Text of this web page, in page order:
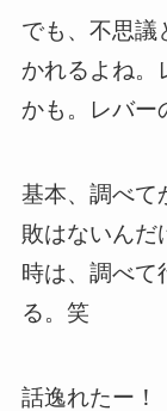
でも、不思議
かれるよね。
かも。レバー
基本、調べて
敗はないんだ
時は、調べて
る。笑
話逸れたー！